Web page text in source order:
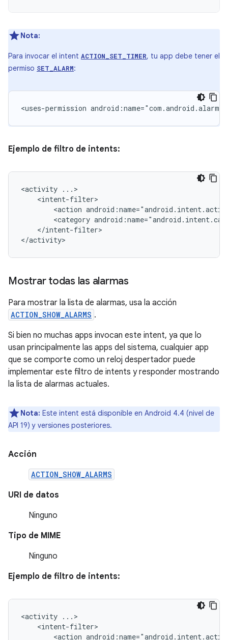
Nota:
Para invocar el intent ACTION_SET_TIMER, tu app debe tener el
permiso SET_ALARM:
<uses-permission
Ejemplo de filtro de intents:
<activity
<action
<category
</intent-filter>
</activity>
Mostrar todas las alarmas
Para mostrar la lista de alarmas, usa la acción
ACTION_SHOW_ALARMS .
Si bien no muchas apps invocan este intent, ya que lo
usan principalmente las apps del sistema, cualquier app
que se comporte como un reloj despertador puede
implementar este filtro de intents y responder mostrando
la lista de alarmas actuales.
Nota: Este intent está disponible en Android 4.4 (nivel de
API 19) y versiones posteriores.
Acción
ACTION_SHOW_ALARMS
URI de datos
Ninguno
Tipo de MIME
Ninguno
Ejemplo de filtro de intents:
<activity
<action